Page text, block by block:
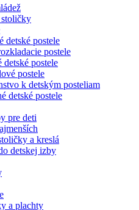
stoličky
detské postele
postele
detské postele
postele
k detským posteliam
detské postele
pre deti
a kreslá
detskej izby
a plachty